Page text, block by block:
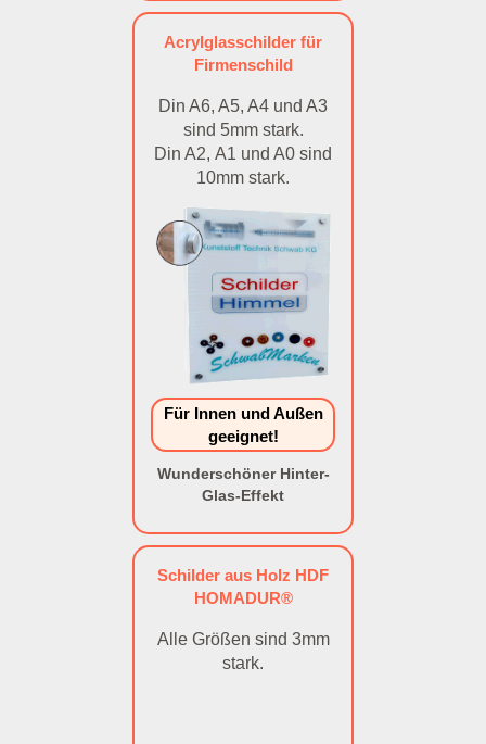
Acrylglasschilder für
Firmenschild
Din A6, A5, A4 und A3
sind 5mm stark.
Din A2, A1 und A0 sind
10mm stark.
Für Innen und Außen
geeignet!
Wunderschöner Hinter-
Glas-Effekt
Schilder aus Holz HDF
HOMADUR®
Alle Größen sind 3mm
stark.